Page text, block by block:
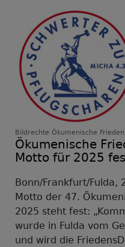
Bildrechte Ökumenische
Ökumenische
Motto für 2025
Bonn/Frankfurt/Fulda,
Motto der 47.
2025 steht fest:
wurde in Fulda vom
und wird die